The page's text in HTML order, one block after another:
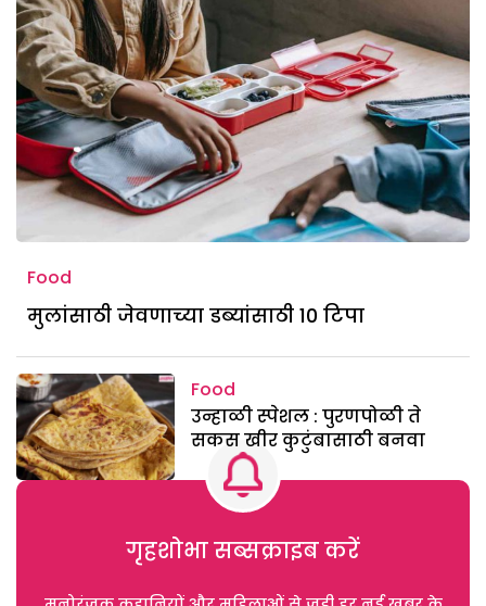
Food
मुलांसाठी जेवणाच्या डब्यांसाठी 10 टिपा
Food
उन्हाळी स्पेशल : पुरणपोळी ते
सकस खीर कुटुंबासाठी बनवा
गृहशोभा सब्सक्राइब करें